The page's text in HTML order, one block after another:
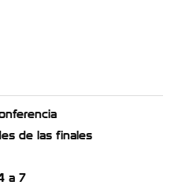
de las finales
a 7